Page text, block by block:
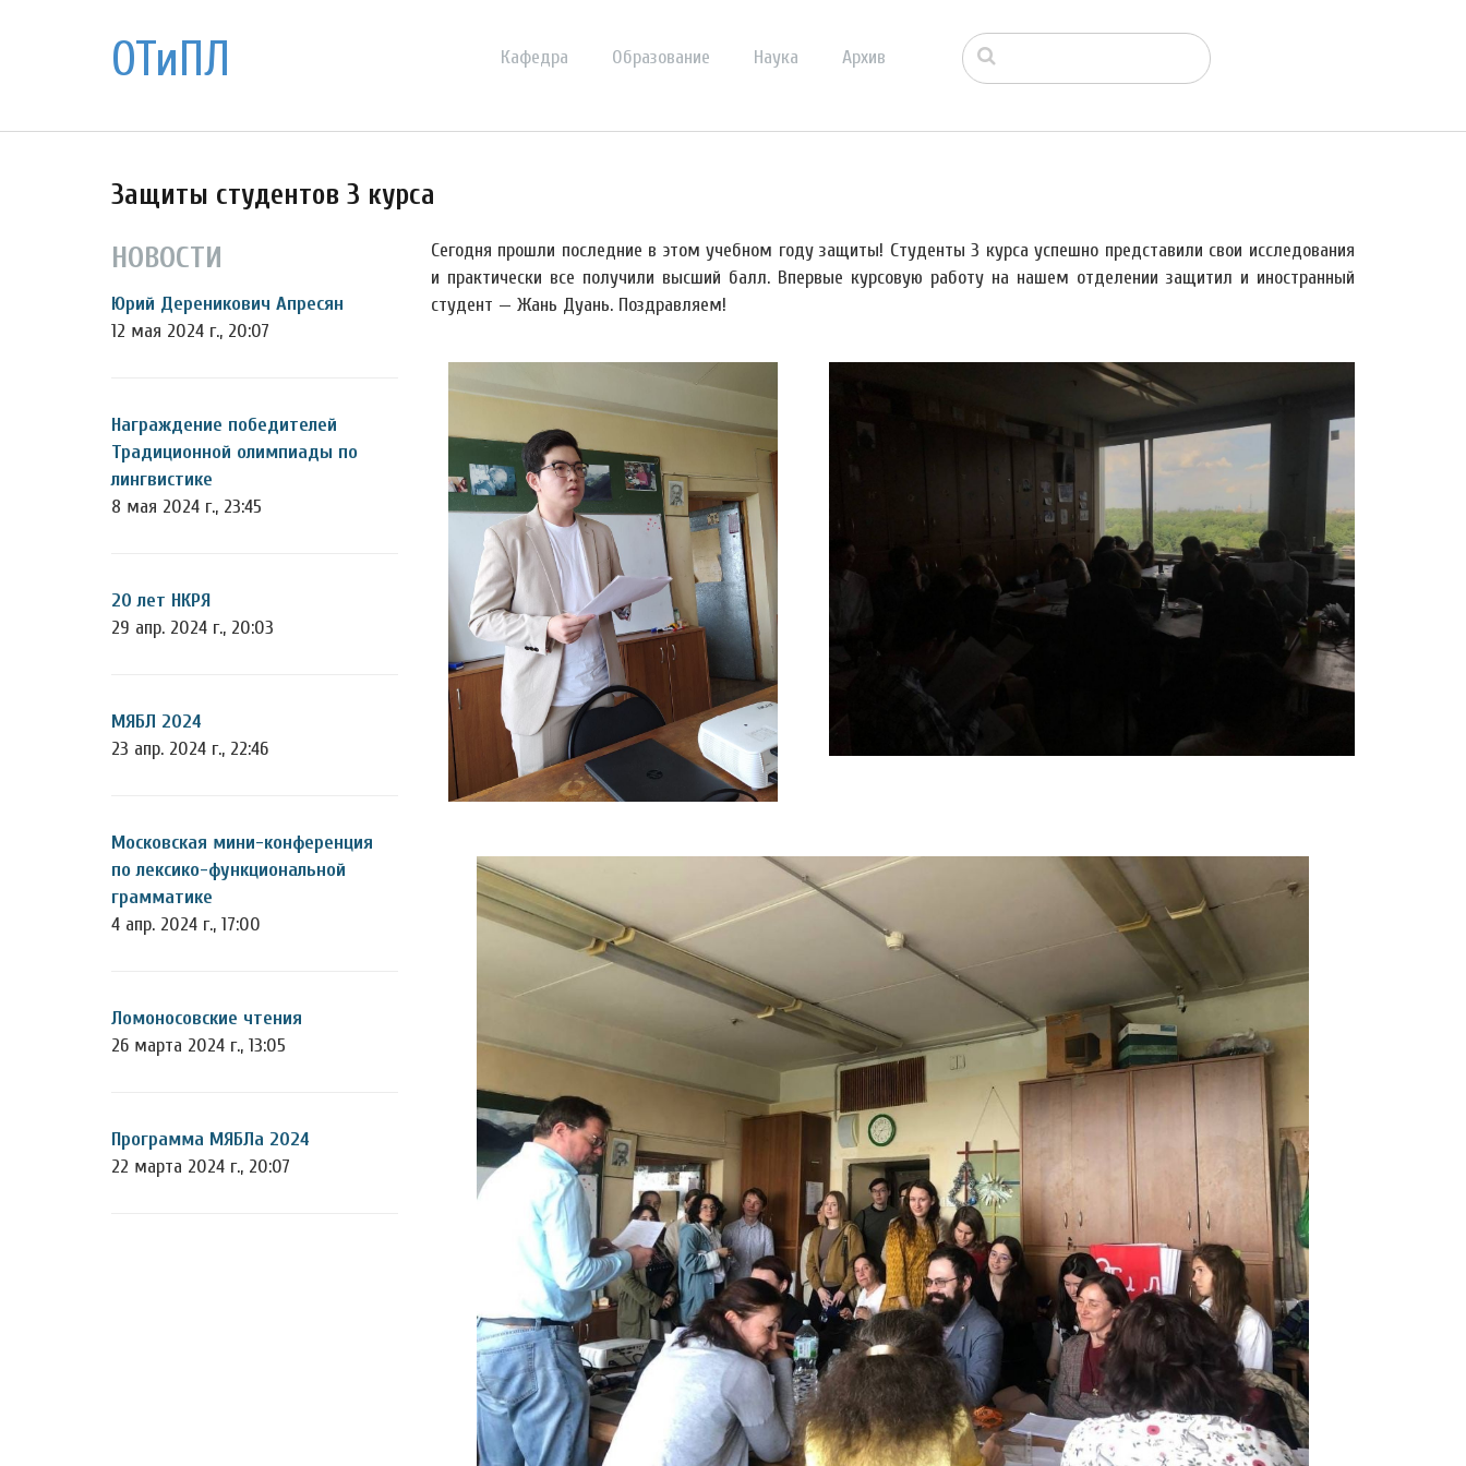
ОТиПЛ Кафедра Образование Наука Архив
Защиты студентов 3 курса
НОВОСТИ
Юрий Дереникович Апресян
12 мая 2024 г., 20:07
Награждение победителей
Традиционной олимпиады по
лингвистике
8 мая 2024 г., 23:45
20 лет НКРЯ
29 апр. 2024 г., 20:03
МЯБЛ 2024
23 апр. 2024 г., 22:46
Московская мини-конференция
по лексико-функциональной
грамматике
4 апр. 2024 г., 17:00
Ломоносовские чтения
26 марта 2024 г., 13:05
Программа МЯБЛа 2024
22 марта 2024 г., 20:07
Сегодня прошли последние в этом учебном году защиты! Студенты 3 курса успешно представили свои исследования
и практически все получили высший балл. Впервые курсовую работу на нашем отделении защитил и иностранный
студент — Жань Дуань. Поздравляем!